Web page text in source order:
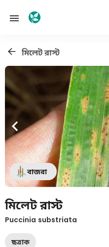
মিলেট রাস্ট
বাজরা
মিলেট রাস্ট
Puccinia substriata
ছত্রাক